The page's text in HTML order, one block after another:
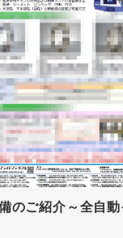
のご紹介～全自